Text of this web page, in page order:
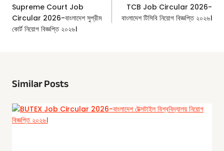
Navigation
Supreme Court Job
Circular 2026-বাংলাদেশ সুপ্রীম
কোর্ট নিয়োগ বিজ্ঞপ্তি ২০২৬।
TCB Job Circular 2026-
বাংলাদেশ টিসিবি নিয়োগ বিজ্ঞপ্তি ২০২৬।
Similar Posts